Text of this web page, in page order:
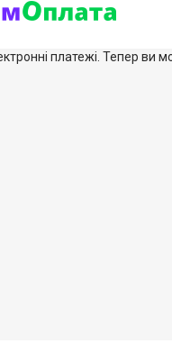
платежі. Тепер ви